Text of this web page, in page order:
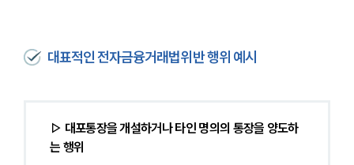
대표적인 전자금융거래법위반 행위 예시
▷ 대포통장을 개설하거나 타인 명의의 통장을 양도하
는 행위